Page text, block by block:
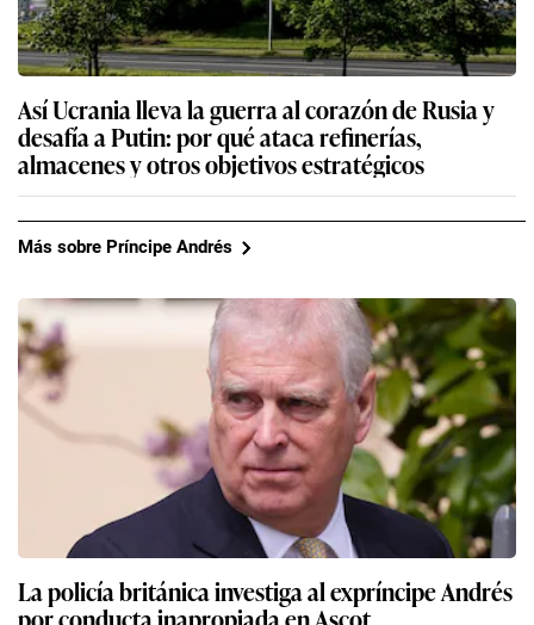
Así Ucrania lleva la guerra al corazón de Rusia y
desafía a Putin: por qué ataca refinerías,
almacenes y otros objetivos estratégicos
Más sobre Príncipe Andrés
La policía británica investiga al expríncipe Andrés
por conducta inapropiada en Ascot